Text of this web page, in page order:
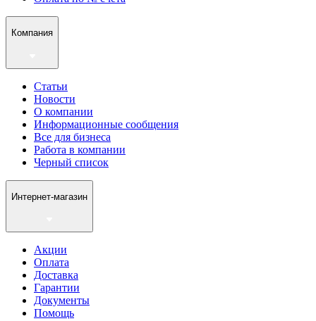
Компания
Статьи
Новости
О компании
Информационные сообщения
Все для бизнеса
Работа в компании
Черный список
Интернет-магазин
Акции
Оплата
Доставка
Гарантии
Документы
Помощь